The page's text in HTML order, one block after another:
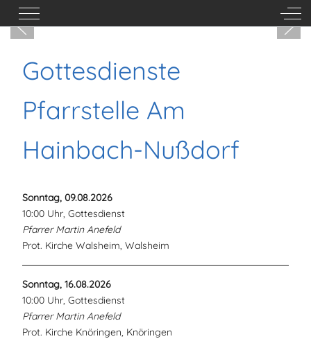
Mobile Menu Toggle Off-
Gottesdienste
Pfarrstelle Am
Hainbach-Nußdorf
Sonntag, 09.08.2026
10:00 Uhr, Gottesdienst
Pfarrer Martin Anefeld
Prot. Kirche Walsheim, Walsheim
Sonntag, 16.08.2026
10:00 Uhr, Gottesdienst
Pfarrer Martin Anefeld
Prot. Kirche Knöringen, Knöringen